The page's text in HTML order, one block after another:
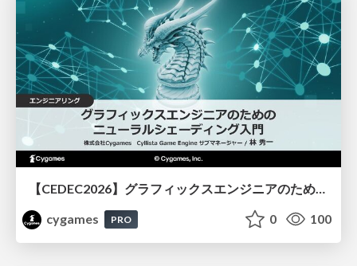
cygames
PRO 0 100